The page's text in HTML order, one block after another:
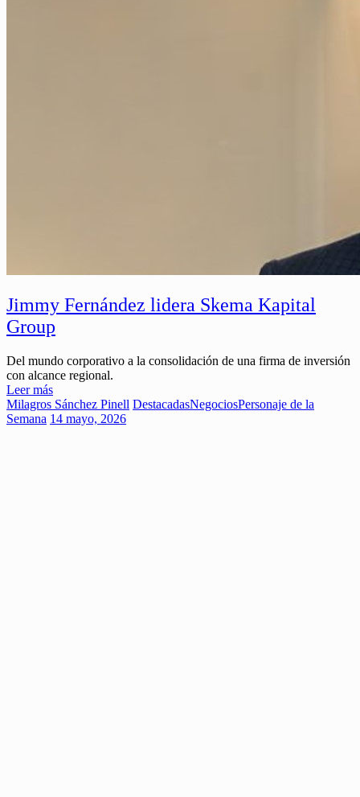
Jimmy Fernández lidera Skema Kapital
Group
Del mundo corporativo a la consolidación de una firma de inversión
con alcance regional.
Leer más
Milagros Sánchez Pinell DestacadasNegociosPersonaje de la
Semana 14 mayo, 2026